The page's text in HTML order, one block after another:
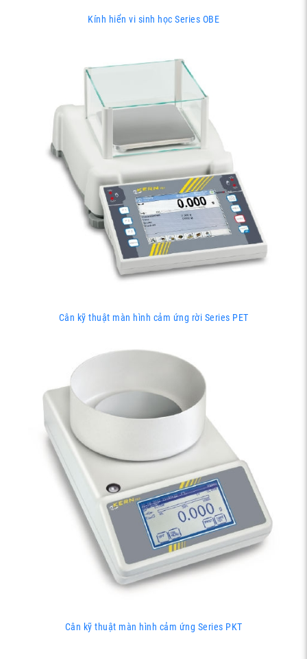
Kính hiển vi sinh học Series OBE
Cân kỹ thuật màn hình cảm ứng rời Series PET
Cân kỹ thuật màn hình cảm ứng Series PKT